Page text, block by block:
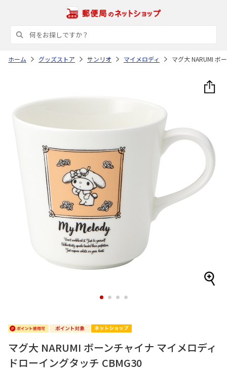
ホーム グッズストア サンリオ マイメロディ マグ大 NARUMI ボ
1 2 3 4
マグ大 NARUMI ボーンチャイナ マイメロディ
ドローイングタッチ CBMG30